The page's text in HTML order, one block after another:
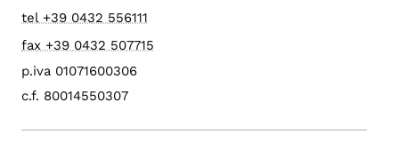
tel +39 0432 556111
fax +39 0432 507715
p.iva 01071600306
c.f. 80014550307